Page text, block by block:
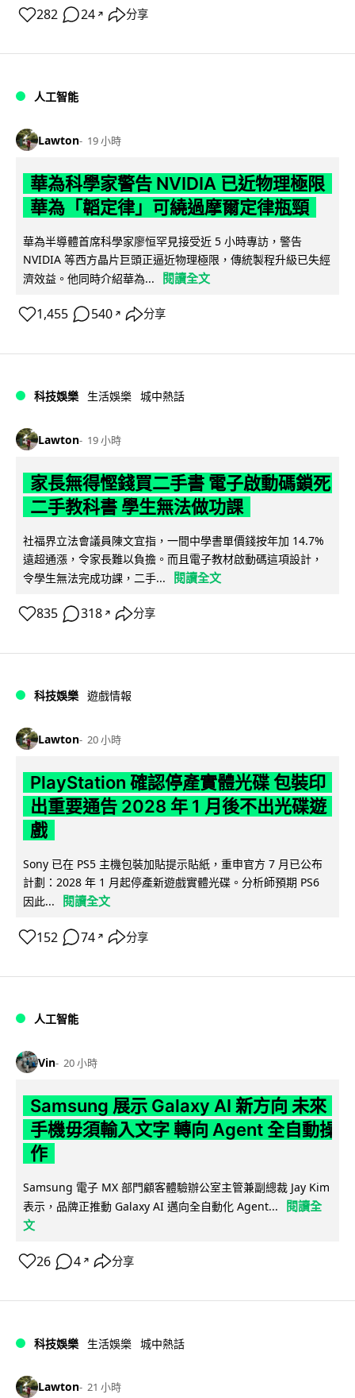
282 24 ↗ 分享
人工智能
Lawton 19 小時
華為科學家警告 NVIDIA 已近物理極限
華為「韜定律」可繞過摩爾定律瓶頸
華為半導體首席科學家廖恒罕見接受近 5 小時專訪，警告
NVIDIA 等西方晶片巨頭正逼近物理極限，傳統製程升級已失經
濟效益。他同時介紹華為...
閱讀全文
1,455 540 ↗ 分享
科技娛樂 生活娛樂 城中熱話
Lawton 19 小時
家長無得慳錢買二手書 電子啟動碼鎖死
二手教科書 學生無法做功課
社福界立法會議員陳文宜指，一間中學書單價錢按年加 14.7%
遠超通漲，令家長難以負擔。而且電子教材啟動碼這項設計，
令學生無法完成功課，二手...
閱讀全文
835 318 ↗ 分享
科技娛樂 遊戲情報
Lawton 20 小時
PlayStation 確認停產實體光碟 包裝印
出重要通告 2028 年 1 月後不出光碟遊
戲
Sony 已在 PS5 主機包裝加貼提示貼紙，重申官方 7 月已公布
計劃：2028 年 1 月起停產新遊戲實體光碟。分析師預期 PS6
因此...
閱讀全文
152 74 ↗ 分享
人工智能
Vin 20 小時
Samsung 展示 Galaxy AI 新方向 未來
手機毋須輸入文字 轉向 Agent 全自動操
作
Samsung 電子 MX 部門顧客體驗辦公室主管兼副總裁 Jay Kim
表示，品牌正推動 Galaxy AI 邁向全自動化 Agent...
閱讀全
文
26 4 ↗ 分享
科技娛樂 生活娛樂 城中熱話
Lawton 21 小時